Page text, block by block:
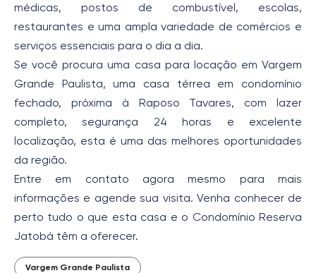
médicas, postos de combustível, escolas,
restaurantes e uma ampla variedade de comércios e
serviços essenciais para o dia a dia.
Se você procura uma casa para locação em Vargem
Grande Paulista, uma casa térrea em condomínio
fechado, próxima à Raposo Tavares, com lazer
completo, segurança 24 horas e excelente
localização, esta é uma das melhores oportunidades
da região.
Entre em contato agora mesmo para mais
informações e agende sua visita. Venha conhecer de
perto tudo o que esta casa e o Condomínio Reserva
Jatobá têm a oferecer.
Vargem Grande Paulista